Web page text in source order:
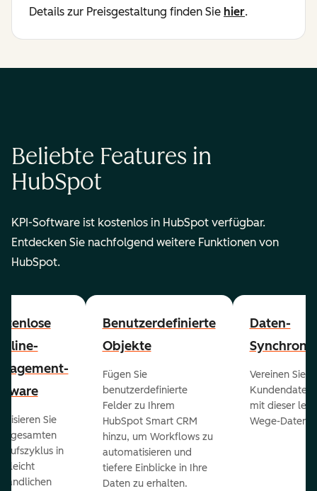
Details zur Preisgestaltung finden Sie hier.
Beliebte Features in
HubSpot
KPI-Software ist kostenlos in HubSpot verfügbar.
Entdecken Sie nachfolgend weitere Funktionen von
HubSpot.
Sie
gesamten
in
leicht
Benutzerdefinierte
Objekte
Fügen Sie
benutzerdefinierte
Felder zu Ihrem
HubSpot Smart CRM
hinzu, um Workflows zu
automatisieren und
tiefere Einblicke in Ihre
Daten zu erhalten.
Daten-
Vereinen Sie
Kundendaten
mit dieser
Wege-Daten-